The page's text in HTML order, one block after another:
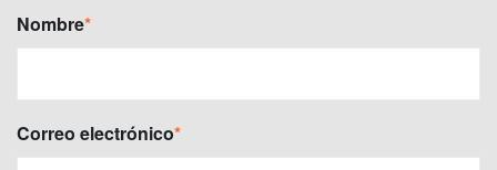
Nombre*
Correo electrónico*